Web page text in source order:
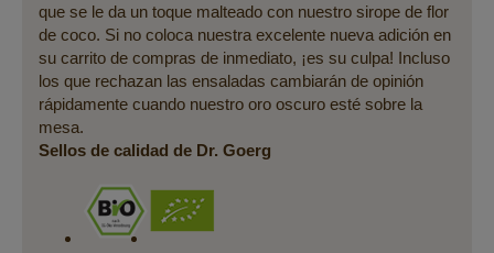
que se le da un toque malteado con nuestro sirope de flor
de coco. Si no coloca nuestra excelente nueva adición en
su carrito de compras de inmediato, ¡es su culpa! Incluso
los que rechazan las ensaladas cambiarán de opinión
rápidamente cuando nuestro oro oscuro esté sobre la
mesa.
Sellos de calidad de Dr. Goerg